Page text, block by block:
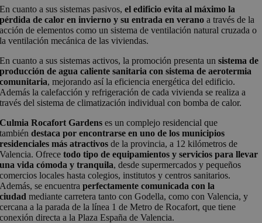
En cuanto a sus sistemas pasivos,el edificio evita al máximo la
pérdida de calor en invierno y su entrada en verano a través de la
acción de elementos como un sistema de ventilación natural cruzada o
la ventilación mecánica de las viviendas.
En cuanto a sus sistemas activos, la promoción presenta un sistema de
producción de agua caliente sanitaria con sistema de aerotermia
comunitaria, mejorando así la eficiencia energética del edificio.
Además la calefacción y refrigeración de cada vivienda se realiza a
través del sistema de climatización individual con bomba de calor.
Culmia Rocafort Gardens es un complejo residencial que
tambiéndestaca por encontrarse en uno de los municipios
residenciales más atractivos de la provincia, a 12 kilómetros de
Valencia. Ofrecetodo tipo de equipamientos y servicios para llevar
una vida cómoda y tranquila, desde supermercados y pequeños
comercios locales hasta colegios, institutos y centros sanitarios.
Además, se encuentraperfectamente comunicada con la
ciudad mediante carretera tanto con Godella, como con Valencia, y
cercana a la parada de la línea 1 de Metro de Rocafort, que tiene
conexión directa a la Plaza España de Valencia.